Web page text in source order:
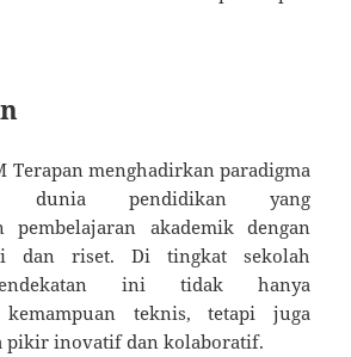
Terapan menghadirkan paradigma
dunia pendidikan yang
pembelajaran akademik dengan
dan riset. Di tingkat sekolah
ini tidak hanya
kemampuan teknis, tetapi juga
pikir inovatif dan kolaboratif.